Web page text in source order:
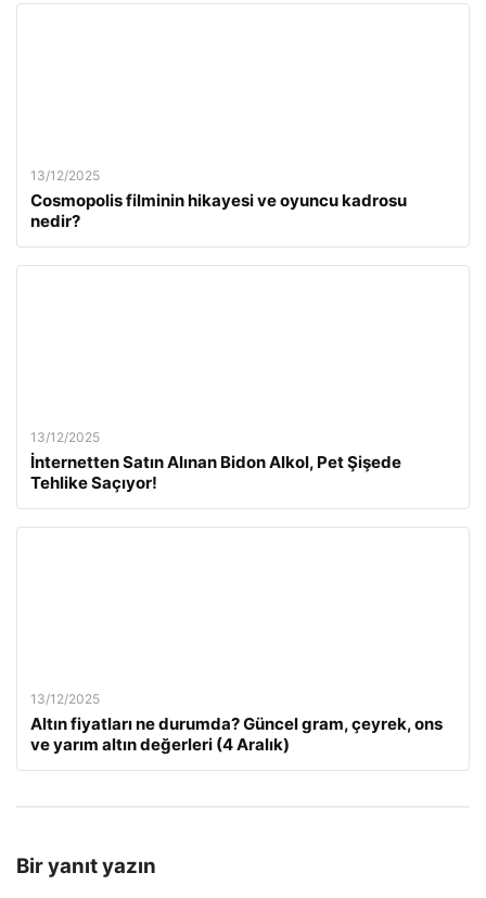
13/12/2025
Cosmopolis filminin hikayesi ve oyuncu kadrosu
nedir?
13/12/2025
İnternetten Satın Alınan Bidon Alkol, Pet Şişede
Tehlike Saçıyor!
13/12/2025
Altın fiyatları ne durumda? Güncel gram, çeyrek, ons
ve yarım altın değerleri (4 Aralık)
Bir yanıt yazın